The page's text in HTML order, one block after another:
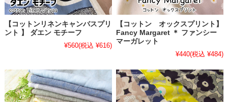
【コットンリネンキャンバスプリ
ント 】 ダエン モチーフ
¥560(税込 ¥616)
【コットン オックスプリント】
Fancy Margaret ＊ ファンシー
マーガレット
¥440(税込 ¥484)